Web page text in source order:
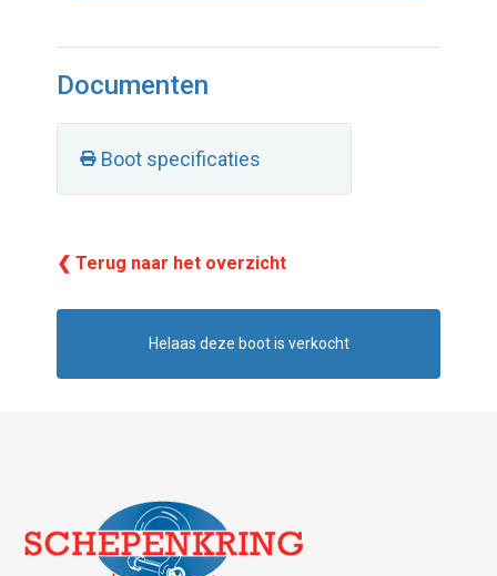
Documenten
Boot specificaties
❮ Terug naar het overzicht
Helaas deze boot is verkocht